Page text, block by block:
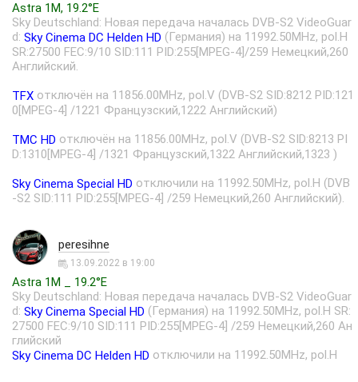
Astra 1M, 19.2°E
Sky Deutschland: Новая передача началась DVB-S2 VideoGuar
d: Sky Cinema DC Helden HD (Германия) на 11992.50MHz, pol.H
SR:27500 FEC:9/10 SID:111 PID:255[MPEG-4]/259 Немецкий,260
Английский.
TFX отключён на 11856.00MHz, pol.V (DVB-S2 SID:8212 PID:121
0[MPEG-4] /1221 Французский,1222 Английский)
TMC HD отключён на 11856.00MHz, pol.V (DVB-S2 SID:8213 PI
D:1310[MPEG-4] /1321 Французский,1322 Английский,1323 )
Sky Cinema Special HD отключили на 11992.50MHz, pol.H (DVB
-S2 SID:111 PID:255[MPEG-4] /259 Немецкий,260 Английский).
peresihne
13.09.2022 в 19:00
Astra 1M _ 19.2°E
Sky Deutschland: Новая передача началась DVB-S2 VideoGuar
d: Sky Cinema Special HD (Германия) на 11992.50MHz, pol.H SR:
27500 FEC:9/10 SID:111 PID:255[MPEG-4] /259 Немецкий,260 Ан
глийский
Sky Cinema DC Helden HD отключили на 11992.50MHz, pol.H